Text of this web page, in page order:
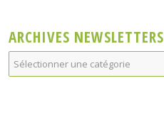
ARCHIVES NEWSLETTERS
Archives
Newsletters